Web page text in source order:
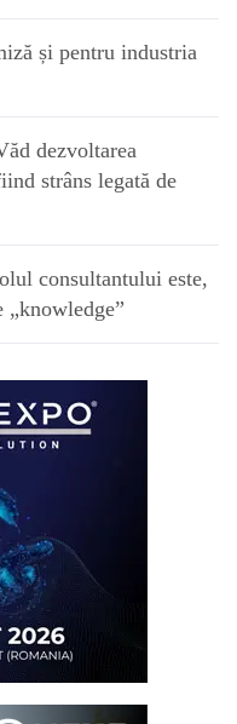
și pentru industria
dezvoltarea
strâns legată de
consultantului este,